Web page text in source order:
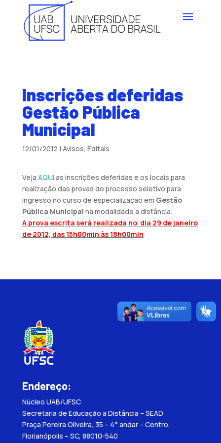
Inscrições deferidas
Gestão Pública
Municipal
12/01/2012 | Avisos, Editais
Veja AQUI as inscrições deferidas e os locais para
realização das provas do processo seletivo para
ingresso no curso de especialização em Gestão
Pública Municipal na modalidade a distância.
A prova escrita será realizada no dia 29 de janeiro
de 2012, das 15h00min às 18h00min
Endereço:
Núcleo UAB/UFSC
Secretaria de Educação a Distância – SEAD
Praça Pereira Oliveira, 35 – 4° andar – Centro,
Florianópolis – SC, 88010-540